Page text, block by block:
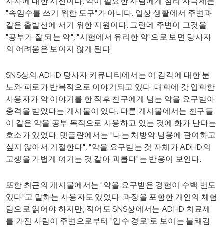
"속임수를 쓰기 위한 도구"가 아니다. 일상 생활에서 주변과
같은 출발선에 서기 위한 지원이다. 그런데 주변이 그것을
"공부가 잘 되는 약", "시험에서 유리한 약"으로 보면 당사자
의 어려움은 보이지 않게 된다.
SNS상의 ADHD 당사자 커뮤니티에서는 이 감각에 대한 분
노와 피로가 반복적으로 이야기되고 있다. 대학에 갓 입학한
사용자가 약 이야기를 한 직후 친구에게 남는 약을 요구받아
충격을 받았다는 게시물이 있다. 다른 게시물에서는 친구들
이 같은 약을 공부 목적으로 사용하고 있는 것에 화가 난다는
호소가 있었다. 댓글란에서는 "나는 처방약 남용에 관여하고
싶지 않아서 거절한다", "약을 요구받는 것 자체가 ADHD의
고생을 가볍게 여기는 것 같아 괴롭다"는 반응이 보인다.
또한 최근의 게시물에서는 "약을 요구받은 경험이 수백 번도
있다"고 말하는 사용자도 있었다. 과장을 포함한 개인의 체험
담으로 읽어야 하지만, 적어도 SNS상에서는 ADHD 치료제
를 가진 사람이 주변으로부터 "입수 경로"로 보이는 불쾌감